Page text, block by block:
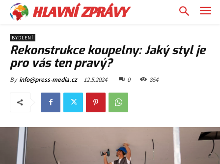
HLAVNÍ ZPRÁVY
BYDLENÍ
Rekonstrukce koupelny: Jaký styl je
pro vás ten pravý?
By info@press-media.cz 12.5.2024 0 854